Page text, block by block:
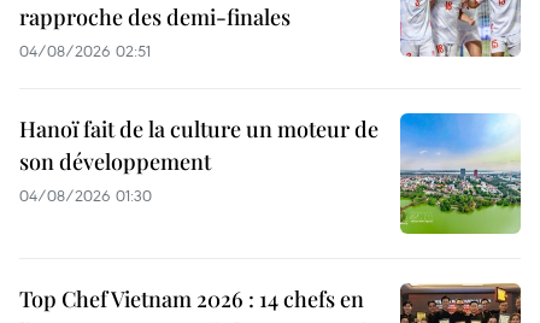
rapproche des demi-finales
04/08/2026 02:51
Hanoï fait de la culture un moteur de
son développement
04/08/2026 01:30
Top Chef Vietnam 2026 : 14 chefs en